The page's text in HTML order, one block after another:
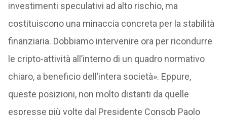
investimenti speculativi ad alto rischio, ma
costituiscono una minaccia concreta per la stabilità
finanziaria. Dobbiamo intervenire ora per ricondurre
le cripto-attività all’interno di un quadro normativo
chiaro, a beneficio dell’intera società». Eppure,
queste posizioni, non molto distanti da quelle
espresse più volte dal Presidente Consob Paolo